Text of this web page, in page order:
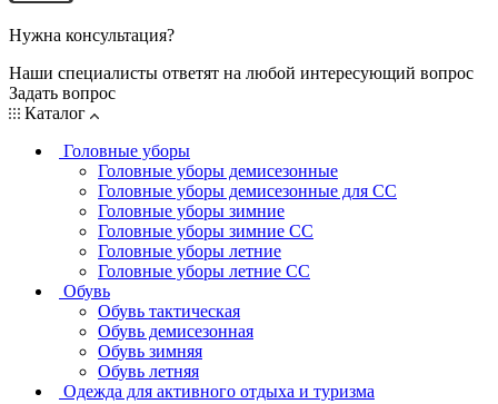
Нужна консультация?
Наши специалисты ответят на любой интересующий вопрос
Задать вопрос
Каталог
Головные уборы
Головные уборы демисезонные
Головные уборы демисезонные для СС
Головные уборы зимние
Головные уборы зимние СС
Головные уборы летние
Головные уборы летние СС
Обувь
Обувь тактическая
Обувь демисезонная
Обувь зимняя
Обувь летняя
Одежда для активного отдыха и туризма